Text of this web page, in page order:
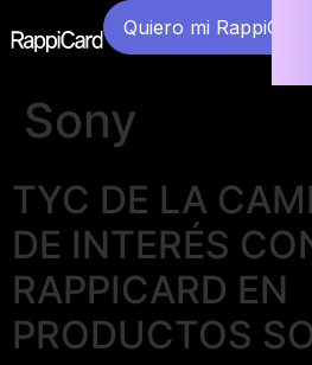
Quiero mi RappiCard
Sony
TYC DE LA
DE INTERÉS
RAPPICARD EN
PRODUCTOS